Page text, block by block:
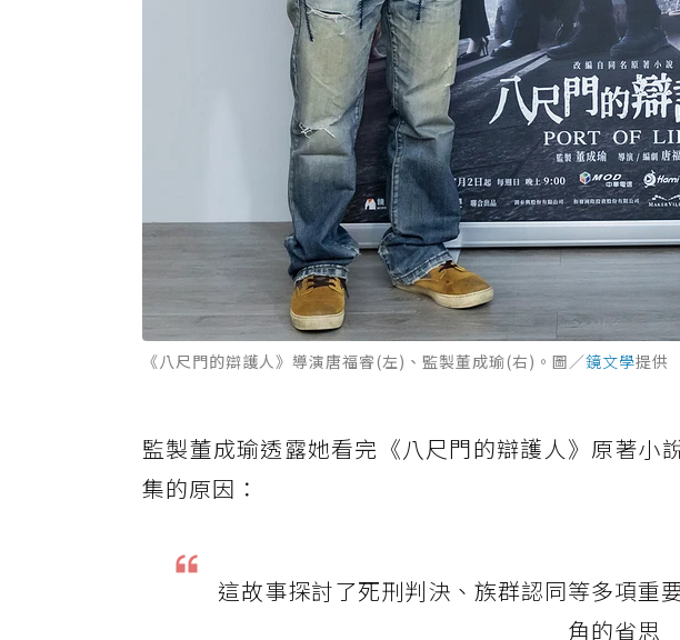
《八尺門的辯護人》導演唐福睿(左)、監製董成瑜(右)。圖／鏡文學提供
監製董成瑜透露她看完《八尺門的辯護人》原著小
集的原因：
這故事探討了死刑判決、族群認同等多項重
角的省思